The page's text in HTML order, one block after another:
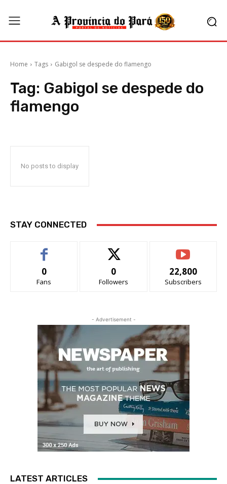
Home Tags Gabigol se despede do flamengo
Tag: Gabigol se despede do
flamengo
No posts to display
STAY CONNECTED
0
Fans
0
Followers
22,800
Subscribers
- Advertisement -
LATEST ARTICLES